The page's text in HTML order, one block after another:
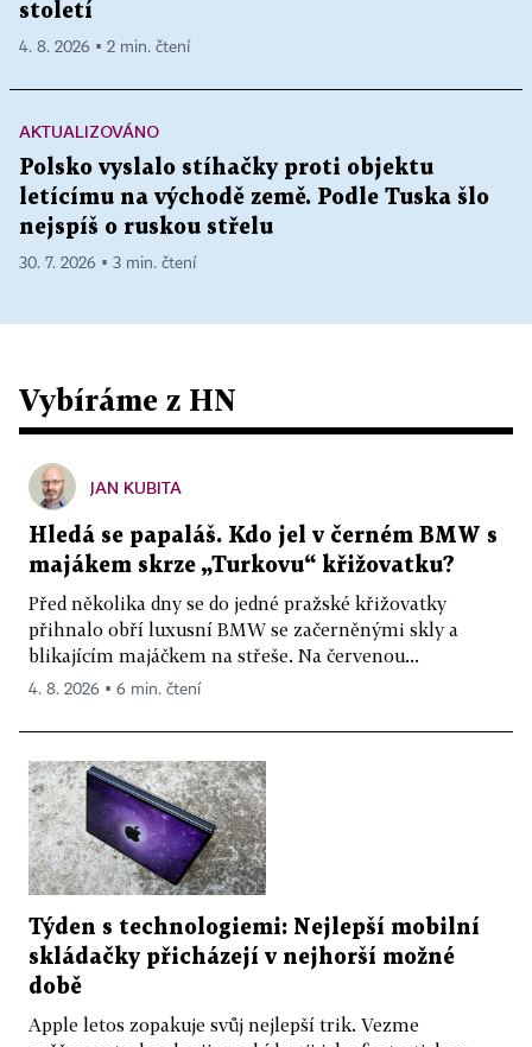
století
4. 8. 2026 ▪ 2 min. čtení
AKTUALIZOVÁNO
Polsko vyslalo stíhačky proti objektu
letícímu na východě země. Podle Tuska šlo
nejspíš o ruskou střelu
30. 7. 2026 ▪ 3 min. čtení
Vybíráme z HN
JAN KUBITA
Hledá se papaláš. Kdo jel v černém BMW s
majákem skrze „Turkovu“ křižovatku?
Před několika dny se do jedné pražské křižovatky
přihnalo obří luxusní BMW se začerněnými skly a
blikajícím majáčkem na střeše. Na červenou...
4. 8. 2026 ▪ 6 min. čtení
Týden s technologiemi: Nejlepší mobilní
skládačky přicházejí v nejhorší možné
době
Apple letos zopakuje svůj nejlepší trik. Vezme